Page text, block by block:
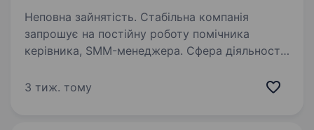
Неповна зайнятість. Стабільна компанія
запрошує на постійну роботу помічника
керівника, SMM-менеджера. Сфера діяльності
Якщо Вам притаманні креативність,
3 тиж. тому